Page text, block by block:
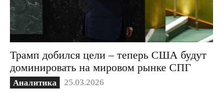
Трамп добился цели – теперь США будут
доминировать на мировом рынке СПГ
Аналитика 25.03.2026